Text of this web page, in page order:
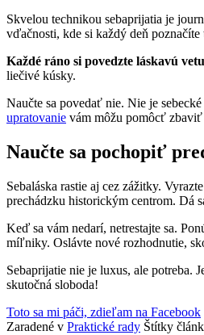
Skvelou technikou sebaprijatia je
vďačnosti, kde si každý deň
Každé ráno si povedzte láskavú
liečivé kúsky.
Naučte sa povedať nie. Nie je
upratovanie vám môžu pomôcť zbaviť
Naučte sa pochopiť
Sebaláska rastie aj cez zážitky.
prechádzku historickým centrom. Dá
Keď sa vám nedarí, netrestajte sa.
míľniky. Oslávte nové rozhodnutie,
Sebaprijatie nie je luxus, ale potreba.
skutočná sloboda!
Toto sa mi páči, zdieľam na Facebook
Zaradené v Praktické rady Štítky